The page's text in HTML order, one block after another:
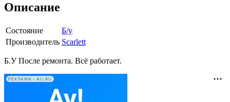
Описание
Состояние
Б/у
Производитель Scarlett
Б.У После ремонта. Всё работает.
РЕКЛАМА • AU.RU